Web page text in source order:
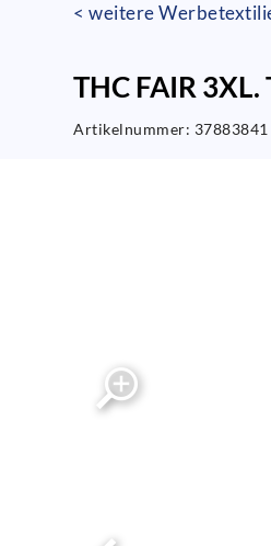
< weitere
THC FAIR
Artikelnummer: 37883841